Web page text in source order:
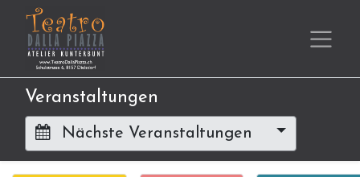
Veranstaltungen
Nächste Veranstaltungen